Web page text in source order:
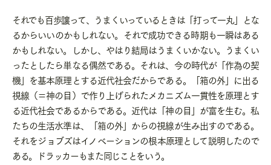
それでも百歩譲って、うまくいっているときは「打って一丸」とな
るからいいのかもしれない。それで成功できる時期も一瞬はある
かもしれない。しかし、やはり結局はうまくいかない。うまくい
ったとしたら単なる偶然である。それは、今の時代が「作為の契
機」を基本原理とする近代社会だからである。「箱の外」に出る
視線（＝神の目）で作り上げられたメカニズム一貫性を原理とす
る近代社会であるからである。近代は「神の目」が富を生む。私
たちの生活水準は、「箱の外」からの視線が生み出すのである。
それをジョブズはイノベーションの根本原理として説明したので
ある。ドラッカーもまた同じことをいう。